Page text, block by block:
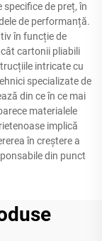
de preț, în
de performanță.
în funcție de
cartonii pliabili
intricate cu
specializate de
din ce în ce mai
materialele
implică
în creștere a
din punct